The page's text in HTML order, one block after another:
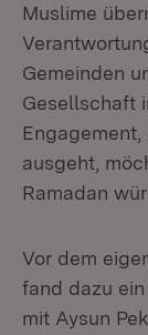
Muslime
Gemeinden
Gesellschaft
ausgeht,
Ramadan
Vor dem
fand dazu
mit Aysun